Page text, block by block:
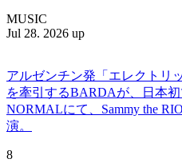
MUSIC
Jul 28. 2026 up
アルゼンチン発「エレクトリ
を牽引するBARDAが、日本
NORMALにて、Sammy the
演。
8